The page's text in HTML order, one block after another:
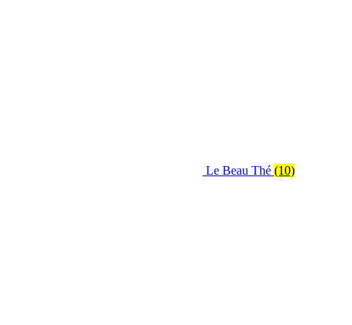
Le Beau Thé (10)